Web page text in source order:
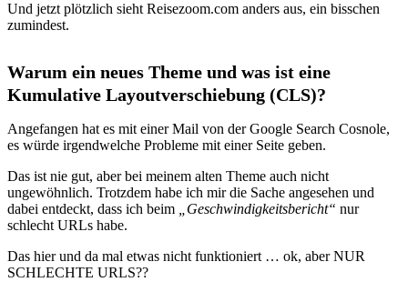
Und jetzt plötzlich sieht Reisezoom.com anders aus, ein bisschen
zumindest.
Warum ein neues Theme und was ist eine
Kumulative Layoutverschiebung (CLS)?
Angefangen hat es mit einer Mail von der Google Search Cosnole,
es würde irgendwelche Probleme mit einer Seite geben.
Das ist nie gut, aber bei meinem alten Theme auch nicht
ungewöhnlich. Trotzdem habe ich mir die Sache angesehen und
dabei entdeckt, dass ich beim
„Geschwindigkeitsbericht“ nur
schlecht URLs habe.
Das hier und da mal etwas nicht funktioniert … ok, aber NUR
SCHLECHTE URLS??